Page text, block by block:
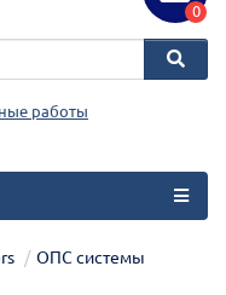
0
работы
ОПС системы